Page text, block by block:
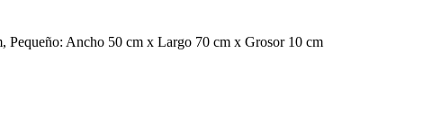
Ancho 50 cm x Largo 70 cm x Grosor 10 cm